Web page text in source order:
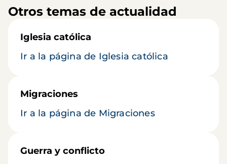
Otros temas de actualidad
Iglesia católica
Ir a la página de Iglesia católica
Migraciones
Ir a la página de Migraciones
Guerra y conflicto